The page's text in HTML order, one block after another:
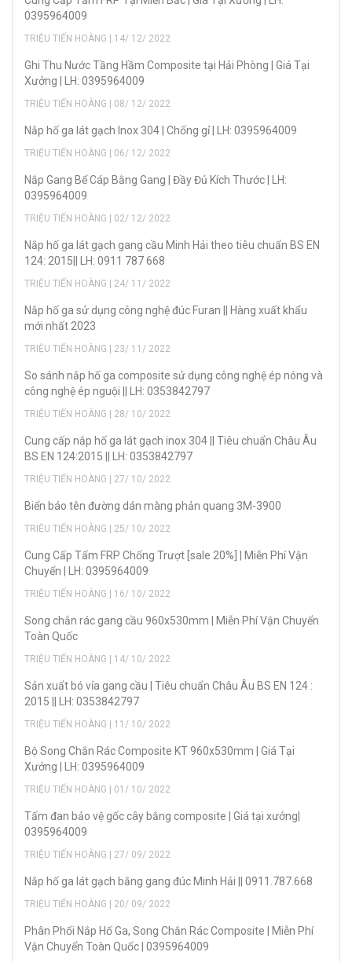
0395964009
TRIỆU TIẾN HOÀNG | 14/ 12/ 2022
Ghi Thu Nước Tầng Hầm Composite tại Hải Phòng | Giá Tại
Xưởng | LH: 0395964009
TRIỆU TIẾN HOÀNG | 08/ 12/ 2022
Nắp hố ga lát gạch Inox 304 | Chống gỉ | LH: 0395964009
TRIỆU TIẾN HOÀNG | 06/ 12/ 2022
Nắp Gang Bể Cáp Bằng Gang | Đầy Đủ Kích Thước | LH:
0395964009
TRIỆU TIẾN HOÀNG | 02/ 12/ 2022
Nắp hố ga lát gạch gang cầu Minh Hải theo tiêu chuẩn BS EN
124: 2015|| LH: 0911 787 668
TRIỆU TIẾN HOÀNG | 24/ 11/ 2022
Nắp hố ga sử dụng công nghệ đúc Furan || Hàng xuất khẩu
mới nhất 2023
TRIỆU TIẾN HOÀNG | 23/ 11/ 2022
So sánh nắp hố ga composite sử dụng công nghệ ép nóng và
công nghệ ép nguội || LH: 0353842797
TRIỆU TIẾN HOÀNG | 28/ 10/ 2022
Cung cấp nắp hố ga lát gạch inox 304 || Tiêu chuẩn Châu Âu
BS EN 124:2015 || LH: 0353842797
TRIỆU TIẾN HOÀNG | 27/ 10/ 2022
Biển báo tên đường dán màng phản quang 3M-3900
TRIỆU TIẾN HOÀNG | 25/ 10/ 2022
Cung Cấp Tấm FRP Chống Trượt [sale 20%] | Miễn Phí Vận
Chuyển | LH: 0395964009
TRIỆU TIẾN HOÀNG | 16/ 10/ 2022
Song chắn rác gang cầu 960x530mm | Miễn Phí Vận Chuyển
Toàn Quốc
TRIỆU TIẾN HOÀNG | 14/ 10/ 2022
Sản xuẩt bó vỉa gang cầu | Tiêu chuẩn Châu Âu BS EN 124 :
2015 || LH: 0353842797
TRIỆU TIẾN HOÀNG | 11/ 10/ 2022
Bộ Song Chắn Rác Composite KT 960x530mm | Giá Tại
Xưởng | LH: 0395964009
TRIỆU TIẾN HOÀNG | 01/ 10/ 2022
Tấm đan bảo vệ gốc cây bằng composite | Giá tại xưởng|
0395964009
TRIỆU TIẾN HOÀNG | 27/ 09/ 2022
Nắp hố ga lát gạch bằng gang đúc Minh Hải || 0911.787.668
TRIỆU TIẾN HOÀNG | 20/ 09/ 2022
Phân Phối Nắp Hố Ga, Song Chắn Rác Composite | Miễn Phí
Vận Chuyển Toàn Quốc | 0395964009